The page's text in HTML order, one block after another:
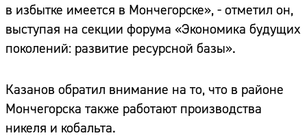
в избытке имеется в Мончегорске», - отметил он,
выступая на секции форума «Экономика будущих
поколений: развитие ресурсной базы».
Казанов обратил внимание на то, что в районе
Мончегорска также работают производства
никеля и кобальта.